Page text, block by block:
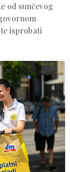
od sunčevog
isprobati